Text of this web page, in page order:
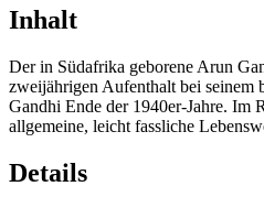
Inhalt
Der in Südafrika geborene Arun
zweijährigen Aufenthalt bei seinem
Gandhi Ende der 1940er-Jahre. Im
allgemeine, leicht fassliche
Details